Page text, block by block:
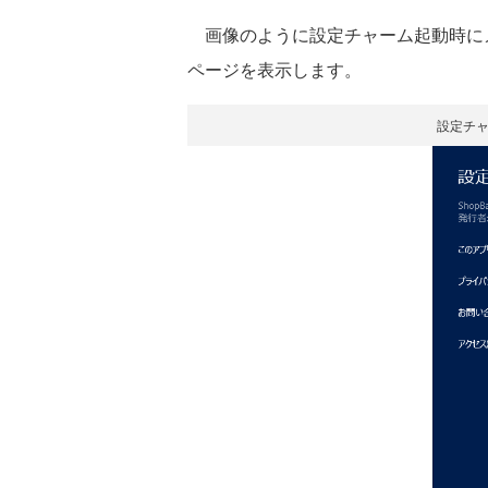
画像のように設定チャーム起動時
ページを表示します。
設定チ